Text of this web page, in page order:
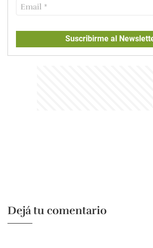
Suscribirme al
Dejá tu comentario